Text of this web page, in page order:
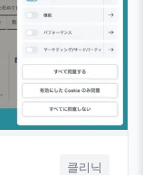
클리닉